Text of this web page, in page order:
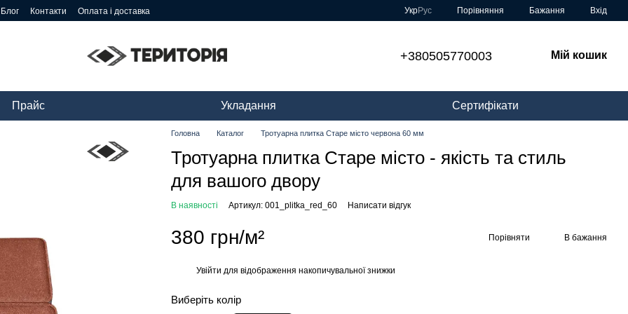
Блог Контакти Оплата і доставка УкрРус Порівняння Бажання Вхід
+380505770003 Мій кошик
Прайс Укладання Сертифікати
Головна Каталог Тротуарна плитка Старе місто червона 60 мм
Тротуарна плитка Старе місто - якість та стиль
для вашого двору
В наявності Артикул: 001_plitka_red_60 Написати відгук
380 грн/м² Порівняти В бажання
Увійти для відображення накопичувальної знижки
Виберіть колір